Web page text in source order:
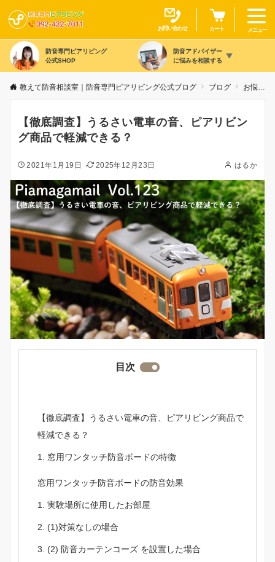
お問い合わせ カート メニュー
防音専門ピアリビング
公式SHOP
防音アドバイザー
に悩みを相談する
教えて防音相談室｜防音専門ピアリビング公式ブログ ブログ お悩み別
【徹底調査】うるさい電車の音、ピアリビン
グ商品で軽減できる？
2021年1月19日 2025年12月23日 はるか
目次
【徹底調査】うるさい電車の音、ピアリビング商品で
軽減できる？
窓用ワンタッチ防音ボードの特徴
窓用ワンタッチ防音ボードの防音効果
実験場所に使用したお部屋
(1)対策なしの場合
(2) 防音カーテンコーズ を設置した場合